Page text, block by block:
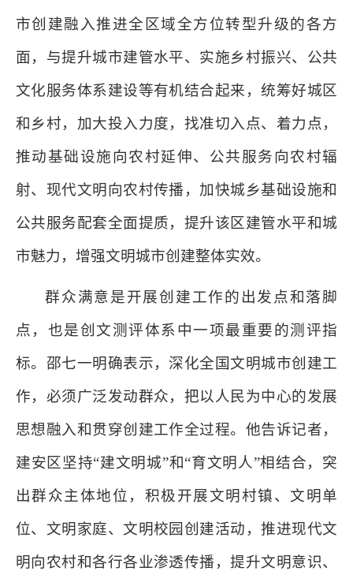
市创建融入推进全区域全方位转型升级的各方
面，与提升城市建管水平、实施乡村振兴、公共
文化服务体系建设等有机结合起来，统筹好城区
和乡村，加大投入力度，找准切入点、着力点，
推动基础设施向农村延伸、公共服务向农村辐
射、现代文明向农村传播，加快城乡基础设施和
公共服务配套全面提质，提升该区建管水平和城
市魅力，增强文明城市创建整体实效。
群众满意是开展创建工作的出发点和落脚
点，也是创文测评体系中一项最重要的测评指
标。邵七一明确表示，深化全国文明城市创建工
作，必须广泛发动群众，把以人民为中心的发展
思想融入和贯穿创建工作全过程。他告诉记者，
建安区坚持“建文明城”和“育文明人”相结合，突
出群众主体地位，积极开展文明村镇、文明单
位、文明家庭、文明校园创建活动，推进现代文
明向农村和各行各业渗透传播，提升文明意识、